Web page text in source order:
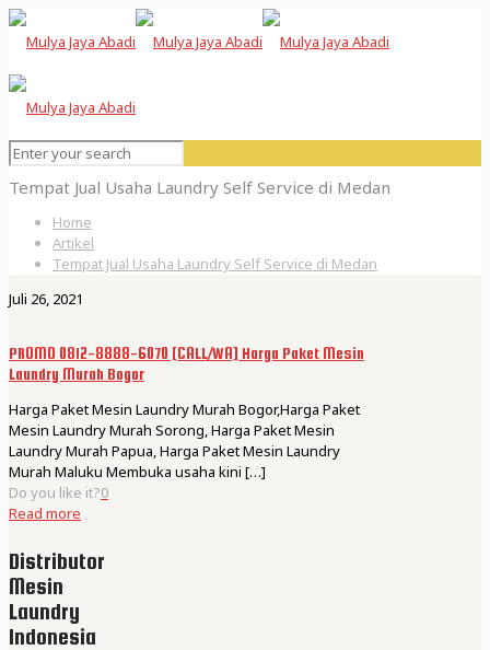
Tempat Jual Usaha Laundry Self Service di Medan
Home
Artikel
Tempat Jual Usaha Laundry Self Service di Medan
Juli 26, 2021
PROMO 0812-8888-6070 [CALL/WA] Harga Paket Mesin
Laundry Murah Bogor
Harga Paket Mesin Laundry Murah Bogor,Harga Paket
Mesin Laundry Murah Sorong, Harga Paket Mesin
Laundry Murah Papua, Harga Paket Mesin Laundry
Murah Maluku Membuka usaha kini […]
Do you like it?0
Read more
Distributor
Mesin
Laundry
Indonesia